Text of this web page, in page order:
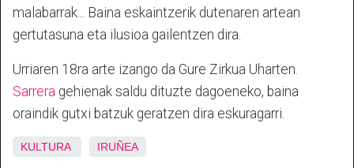
malabarrak... Baina eskaintzerik dutenaren artean
gertutasuna eta ilusioa gailentzen dira.
Urriaren 18ra arte izango da Gure Zirkua Uharten.
Sarrera gehienak saldu dituzte dagoeneko, baina
oraindik gutxi batzuk geratzen dira eskuragarri.
KULTURA IRUÑEA